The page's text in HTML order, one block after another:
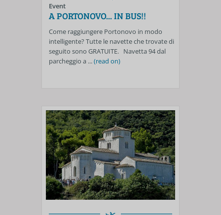
Event
A PORTONOVO... IN BUS!!
Come raggiungere Portonovo in modo
intelligente? Tutte le navette che trovate di
seguito sono GRATUITE. Navetta 94 dal
parcheggio a ...(read on)